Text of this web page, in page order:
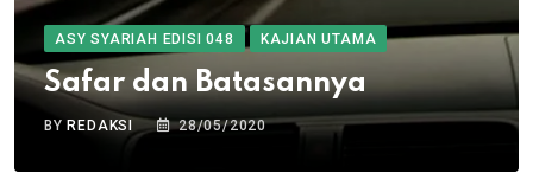
ASY SYARIAH EDISI 048 KAJIAN UTAMA
Safar dan Batasannya
BY REDAKSI 28/05/2020